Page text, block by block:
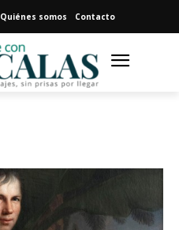
Quiénes somos Contacto